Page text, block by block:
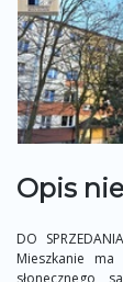
Opis
DO
Mieszkanie
słonecznego